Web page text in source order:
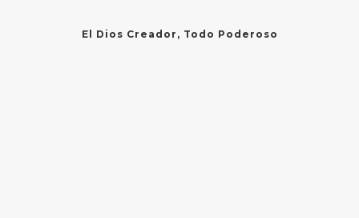
El Dios Creador, Todo Poderoso